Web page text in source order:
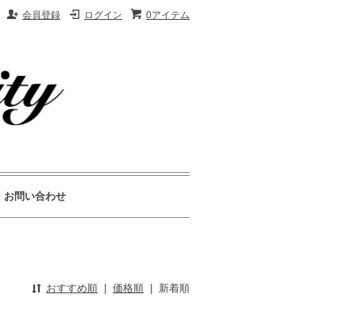
0アイテム
ログイン
会員登録
お問い合わせ
おすすめ順 | 価格順 | 新着順